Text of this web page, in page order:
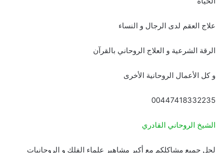
علاج العقم لدى الرجال و النساء
الرقة الشرعية و العلاج الروحاني بالقرآن
و كل الأعمال الروحانية الأخرى
00447418332235
الشيخ الروحاني القادري
لحل جميع مشاكلكم مع أكبر مشاهير علماء الفلك و الروحانيات